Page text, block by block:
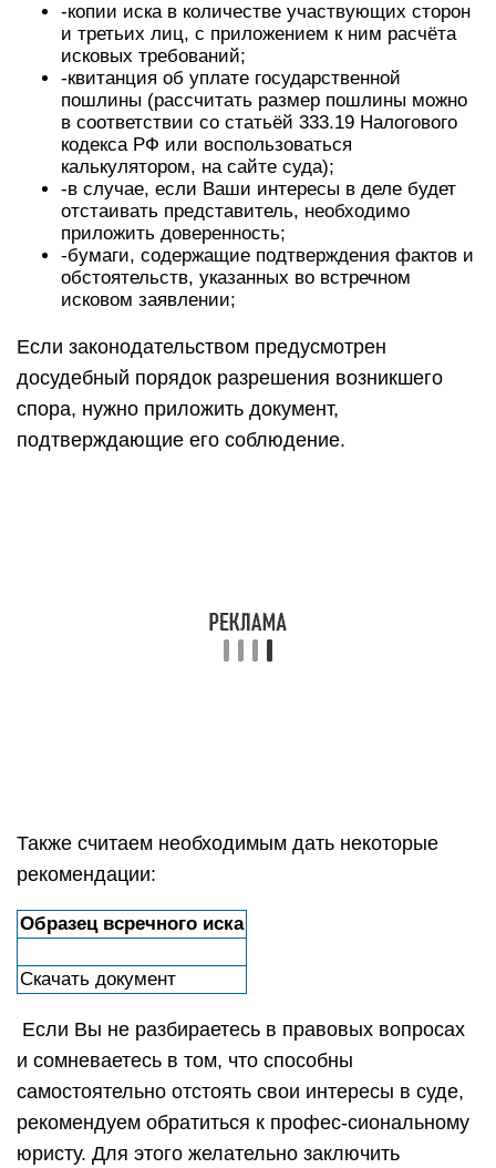
-копии иска в количестве участвующих сторон
и третьих лиц, с приложением к ним расчёта
исковых требований;
-квитанция об уплате государственной
пошлины (рассчитать размер пошлины можно
в соответствии со статьёй 333.19 Налогового
кодекса РФ или воспользоваться
калькулятором, на сайте суда);
-в случае, если Ваши интересы в деле будет
отстаивать представитель, необходимо
приложить доверенность;
-бумаги, содержащие подтверждения фактов и
обстоятельств, указанных во встречном
исковом заявлении;
Если законодательством предусмотрен
досудебный порядок разрешения возникшего
спора, нужно приложить документ,
подтверждающие его соблюдение.
Также считаем необходимым дать некоторые
рекомендации:
Образец всречного иска
Скачать документ
Если Вы не разбираетесь в правовых вопросах
и сомневаетесь в том, что способны
самостоятельно отстоять свои интересы в суде,
рекомендуем обратиться к профес-сиональному
юристу. Для этого желательно заключить